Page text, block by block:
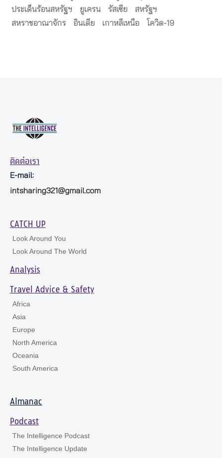
ประเด็นร้อนสหรัฐฯ
ยูเครน รัสเซีย
สหรัฐฯ
สหราชอาณาจักร
อินเดีย เกาหลีเหนือ โควิด-19
ติดต่อเรา
E-mail:
intsharing321@gmail.com
CATCH UP
Look Around You
Look Around The World
Analysis
Travel Advice & Safety
Africa
Asia
Europe
North America
Oceania
South America
Almanac
Podcast
The Intelligence Podcast
The Intelligence Update